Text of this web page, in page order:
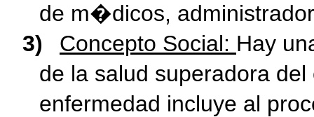
de m�dicos,
3)
Concepto Social: Hay
de la salud superadora
enfermedad incluye al